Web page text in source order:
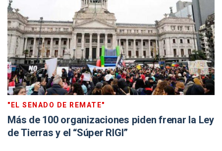
"EL SENADO DE REMATE"
Más de 100 organizaciones piden frenar la Ley
de Tierras y el “Súper RIGI”